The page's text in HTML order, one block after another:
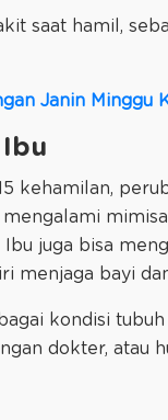
saat hamil,
Janin Minggu
Ibu
kehamilan,
mengalami
Ibu juga bisa
menjaga bayi
kondisi
dokter, atau